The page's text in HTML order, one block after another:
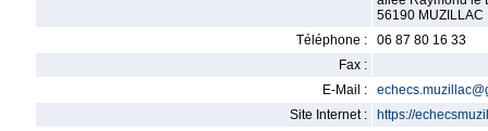
56190 MUZILLAC
Téléphone :
06 87 80 16 33
Fax :
E-Mail :
Site Internet :
https://